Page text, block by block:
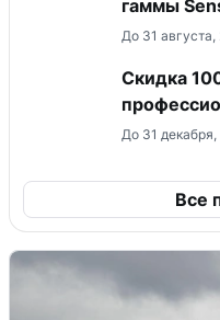
гаммы
До 31 августа,
Скидка
До 31
Все